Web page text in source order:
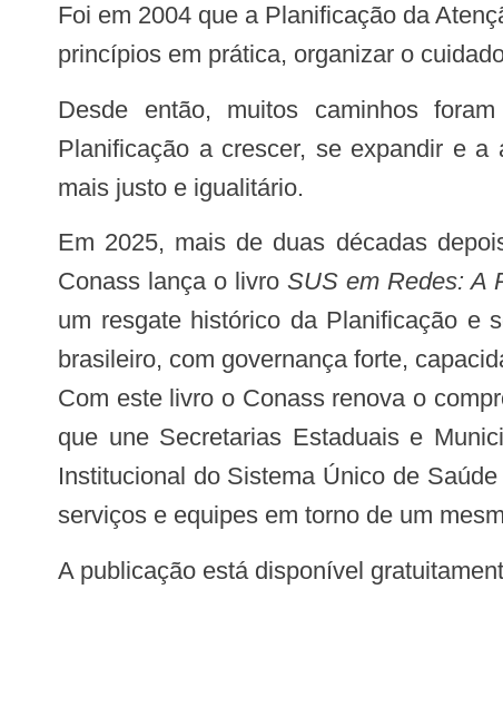
Foi em 2004 que a Planificação da Atenção à Saúde (PAS) deu os seus primeiros passos com um propósito claro de transformar
princípios em prática, organizar o
Desde então, muitos caminhos foram percorridos com sucesso, mas também grandes desafios que impulsionaram a
Planificação a crescer, se expandir e
mais justo e igualitário.
Em 2025, mais de duas décadas depois, há muitos motivos para comemorar esse feito e, para sacramentar essa história o
Conass lança o livroSUS em Redes: A
um resgate histórico da Planificação e
brasileiro, com governança forte,
Com este livro o Conass renova o
que une Secretarias Estaduais e
Institucional do Sistema Único de
serviços e equipes em torno de um
A publicação está disponível